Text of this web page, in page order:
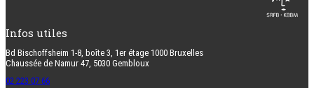
Infos utiles
Bd Bischoffsheim 1-8, boîte 3, 1er étage 1000 Bruxelles
Chaussée de Namur 47, 5030 Gembloux
02 223 07 66